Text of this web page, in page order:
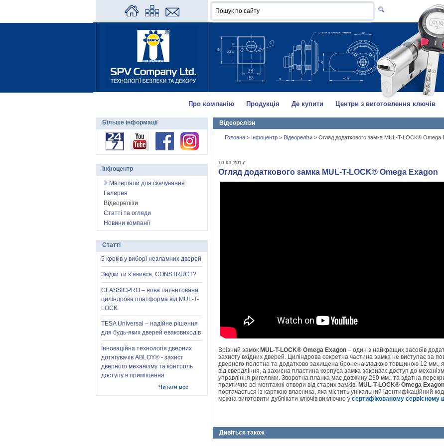
Про компанію Продукція Де купити Центри з виготовлення ключів
Відеорелізи
Головна > Інфоцентр > Відеорелізи > Огляд додаткового замка MUL-T-LOCK® Omega
10.01.2017
Огляд додаткового замка MUL-T-LOCK® Omega Exagon
Врізний замок MUL-T-LOCK® Omega Exagon – один з найкращих засобів
захисту вхідних дверей. Циліндрова секретна частина замка не виступає за
дверного полотна та додатково захищена броненакладкою товщиною 12 мм.,
від свердління, а захисна пластина корпуса замка закриває доступ до
управління ригелями. Зворотна планка має довжину 230 мм., та здатна
практично всі монтажні отвори від старих замків. MUL-T-LOCK® Omega Exagon
постачається із карткою власника, яка містить унікальний ідентифікаційний
можна виготовити дублікати ключів виключно у сертифікованому сервісному
Дивіться також
Більше інформації
Інфоцентр
Матеріали для скачування
Галерея
Відеорелізи
Статті та огляди
Новини компанії
Статті
5 кроків у виборі незламних дверей
Звідки ти з’явився, CONSTRUCT?
CLASSICPRO – нова патентована
циліндрова платформа від MUL-T-
LOCK
TESA Universal – надійне рішення
для будь-яких дверей еваковиходів
Інноваційна технологія дверних
дотягувачів ABLOY® - захист
дверного механізму та контроль
доступу в приміщення
Читати все